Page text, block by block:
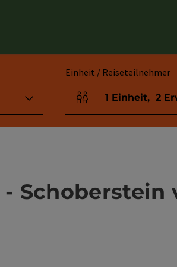
Einheit / Reiseteilnehmer
Einheitenanzahl und
1 Einheit, 2
Schoberstein